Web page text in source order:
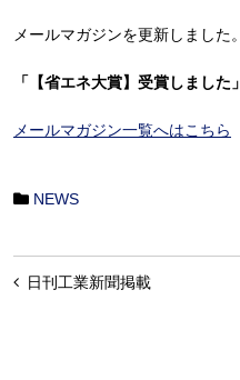
メールマガジンを更新しました。
「【省エネ大賞】受賞しました」
メールマガジン一覧へはこちら
NEWS
投日刊工業新聞掲載